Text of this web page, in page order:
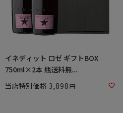
イネディット ロゼ ギフトBOX
750ml×2本 瓶送料無...
当店特別価格 3,898